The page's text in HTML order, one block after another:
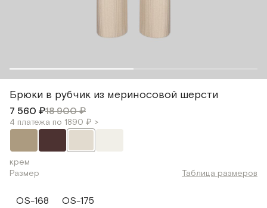
Брюки в рубчик из мериносовой шерсти
7 560 ₽18 900 ₽
4 платежа по 1890 ₽ >
крем
Размер
Таблица размеров
OS-168
OS-175